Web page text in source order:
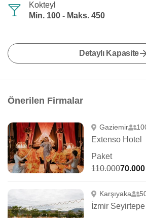
Kokteyl
Min. 100 - Maks. 450
Detaylı Kapasite
Önerilen Firmalar
Gaziemir
Extenso Hotel
Paket
110.000
Karşıyaka
İzmir Seyirtepe